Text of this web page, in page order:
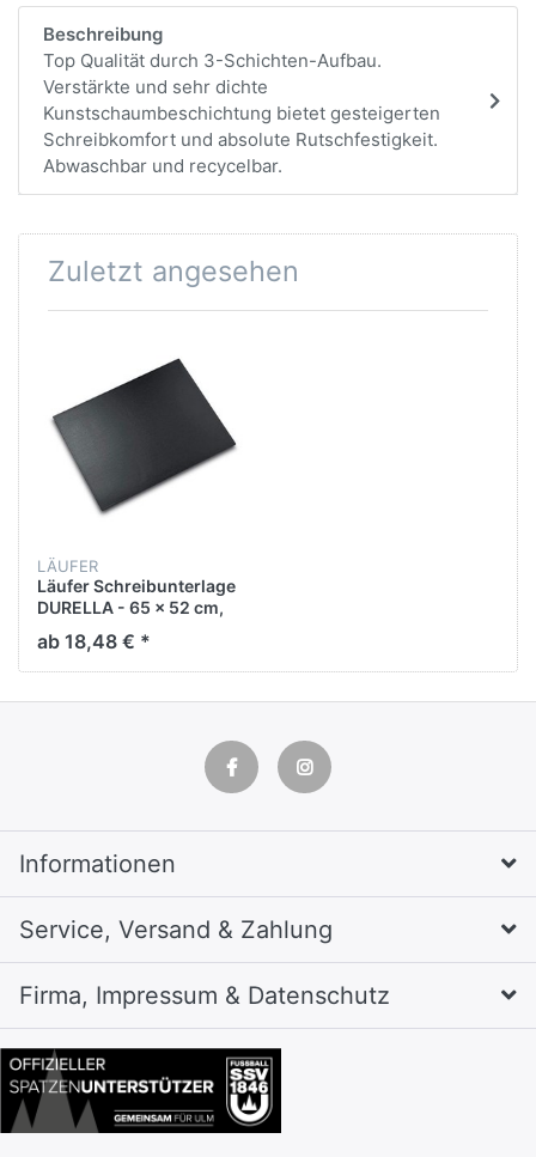
Beschreibung
Top Qualität durch 3-Schichten-Aufbau.
Verstärkte und sehr dichte
Kunstschaumbeschichtung bietet gesteigerten
Schreibkomfort und absolute Rutschfestigkeit.
Abwaschbar und recycelbar.
Zuletzt angesehen
LÄUFER
Läufer Schreibunterlage
DURELLA - 65 x 52 cm,
schwarz
ab 18,48 € *
Informationen
Service, Versand & Zahlung
Firma, Impressum & Datenschutz